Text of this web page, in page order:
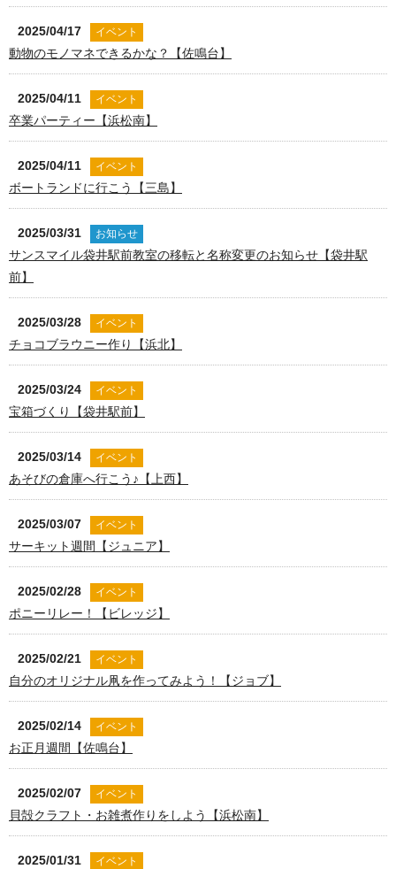
2025/04/17 イベント
動物のモノマネできるかな？【佐鳴台】
2025/04/11 イベント
卒業パーティー【浜松南】
2025/04/11 イベント
ボートランドに行こう【三島】
2025/03/31 お知らせ
サンスマイル袋井駅前教室の移転と名称変更のお知らせ【袋井駅
前】
2025/03/28 イベント
チョコブラウニー作り【浜北】
2025/03/24 イベント
宝箱づくり【袋井駅前】
2025/03/14 イベント
あそびの倉庫へ行こう♪【上西】
2025/03/07 イベント
サーキット週間【ジュニア】
2025/02/28 イベント
ポニーリレー！【ビレッジ】
2025/02/21 イベント
自分のオリジナル凧を作ってみよう！【ジョブ】
2025/02/14 イベント
お正月週間【佐鳴台】
2025/02/07 イベント
貝殻クラフト・お雑煮作りをしよう【浜松南】
2025/01/31 イベント